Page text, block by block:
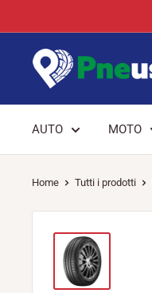
al
contenutoPneuslove
AUTO MOTO
Home Tutti i prodotti